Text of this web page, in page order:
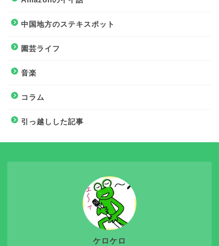
中国地方のステキスポット
園芸ライフ
音楽
コラム
引っ越しした記事
ケロケロ